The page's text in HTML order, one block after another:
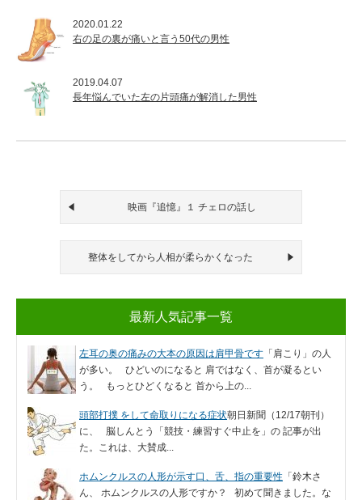
2020.01.22
右の足の裏が痛いと言う50代の男性
2019.04.07
長年悩んでいた左の片頭痛が解消した男性
映画『追憶』１ チェロの話し
整体をしてから人相が柔らかくなった
最新人気記事一覧
左耳の奥の痛みの大本の原因は肩甲骨です 「肩こり」の人
が多い。 ひどいのになると 肩ではなく、首が凝るとい
う。 もっとひどくなると 首から上の...
頭部打撲 をして命取りになる症状朝日新聞（12/17朝刊）
に、 脳しんとう「競技・練習すぐ中止を」の 記事が出
た。これは、大賛成...
ホムンクルスの人形が示す口、舌、指の重要性 「鈴木さ
ん、 ホムンクルスの人形ですか？ 初めて聞きました。な